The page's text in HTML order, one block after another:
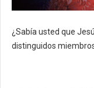
¿Sabía usted que
distinguidos